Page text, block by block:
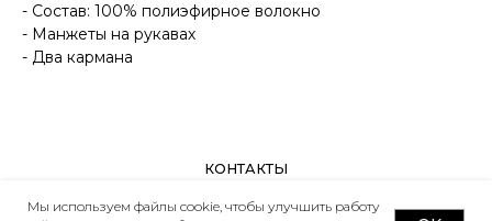
- Состав: 100% полиэфирное волокно
- Манжеты на рукавах
- Два кармана
Мы используем файлы cookie, чтобы улучшить работу